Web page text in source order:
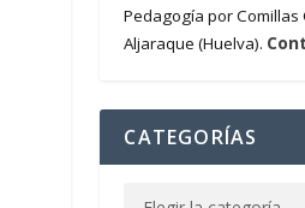
Pedagogía por Comillas
Aljaraque (Huelva).
CATEGORÍAS